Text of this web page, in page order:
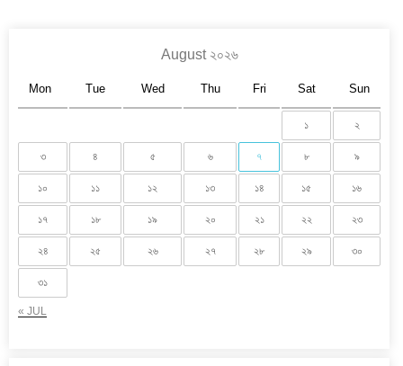
August ২০২৬
Mon Tue Wed Thu Fri Sat Sun
« JUL
১ ২
৩ ৪ ৫ ৬ ৭ ৮ ৯
১০ ১১ ১২ ১৩ ১৪ ১৫ ১৬
১৭ ১৮ ১৯ ২০ ২১ ২২ ২৩
২৪ ২৫ ২৬ ২৭ ২৮ ২৯ ৩০
৩১